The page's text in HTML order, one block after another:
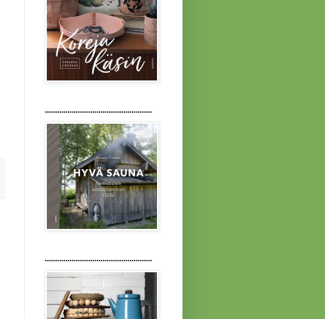
....................................................
....................................................